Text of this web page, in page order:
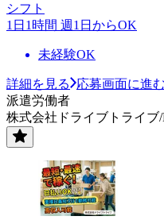
シフト
1日1時間 週1日からOK
未経験OK
詳細を見る
応募画面に進む
派遣労働者
株式会社ドライブトライブ